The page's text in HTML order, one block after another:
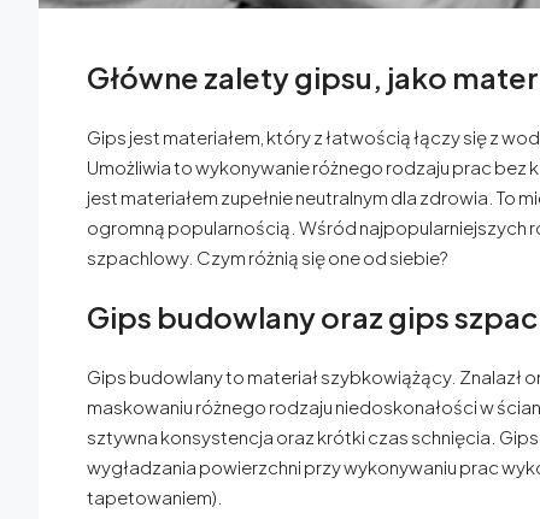
Główne zalety gipsu, jako
Gips jest materiałem, który z łatwością łączy się z
Umożliwia to wykonywanie różnego rodzaju prac bez
jest materiałem zupełnie neutralnym dla zdrowia. To
ogromną popularnością. Wśród najpopularniejszych
szpachlowy. Czym różnią się one od siebie?
Gips budowlany oraz gips
Gips budowlany to materiał szybkowiążący. Znalazł
maskowaniu różnego rodzaju niedoskonałości w
sztywna konsystencja oraz krótki czas schnięcia.
wygładzania powierzchni przy wykonywaniu prac
tapetowaniem).